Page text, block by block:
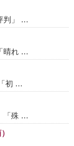
判」 …
晴れ …
初 …
「殊 …